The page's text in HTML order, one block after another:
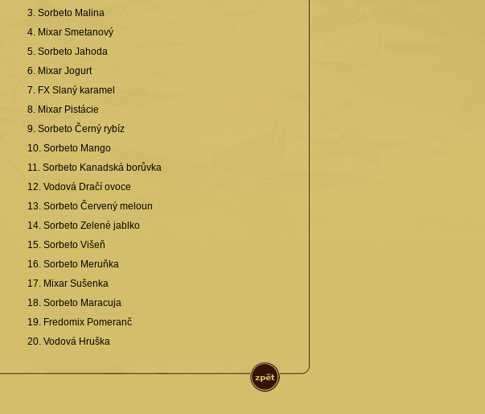
3. Sorbeto Malina
4. Mixar Smetanový
5. Sorbeto Jahoda
6. Mixar Jogurt
7. FX Slaný karamel
8. Mixar Pistácie
9. Sorbeto Černý rybíz
10. Sorbeto Mango
11. Sorbeto Kanadská borůvka
12. Vodová Dračí ovoce
13. Sorbeto Červený meloun
14. Sorbeto Zelené jablko
15. Sorbeto Višeň
16. Sorbeto Meruňka
17. Mixar Sušenka
18. Sorbeto Maracuja
19. Fredomix Pomeranč
20. Vodová Hruška